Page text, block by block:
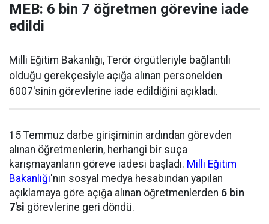
MEB: 6 bin 7 öğretmen görevine iade
edildi
Milli Eğitim Bakanlığı, Terör örgütleriyle bağlantılı
olduğu gerekçesiyle açığa alınan personelden
6007'sinin görevlerine iade edildiğini açıkladı.
15 Temmuz darbe girişiminin ardından görevden
alınan öğretmenlerin, herhangi bir suça
karışmayanların göreve iadesi başladı. Milli Eğitim
Bakanlığı'nın sosyal medya hesabından yapılan
açıklamaya göre açığa alınan öğretmenlerden 6 bin
7'si görevlerine geri döndü.